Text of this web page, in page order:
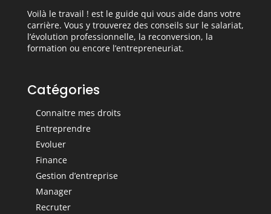
Voilà le travail ! est le guide qui vous aide dans votre
carrière. Vous y trouverez des conseils sur le salariat,
l’évolution professionnelle, la reconversion, la
formation ou encore l’entrepreneuriat.
Catégories
Connaitre mes droits
Entreprendre
Evoluer
Finance
Gestion d’entreprise
Manager
Recruter